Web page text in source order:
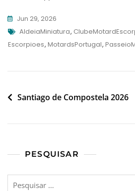
Jun 29, 2026
Tags
AldeiaMiniatura,
Escorpioes, MotardsPortugal,
Navegação
artigos
Santiago de Compostela 2026
PESQUISAR